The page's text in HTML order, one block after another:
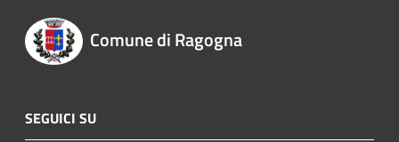
Comune di Ragogna
SEGUICI SU